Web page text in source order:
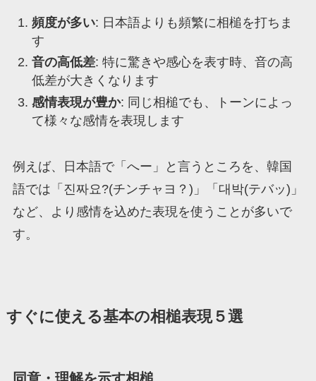
頻度が多い: 日本語よりも頻繁に相槌を打ちま
す
音の高低差: 特に驚きや感心を表す時、音の高
低差が大きくなります
感情表現が豊か: 同じ相槌でも、トーンによっ
て様々な感情を表現します
例えば、日本語で「へー」と言うところを、韓国
語では「진짜요?(チンチャヨ？)」「대박(テバッ)」
など、より感情を込めた表現を使うことが多いで
す。
すぐに使える基本の相槌表現５選